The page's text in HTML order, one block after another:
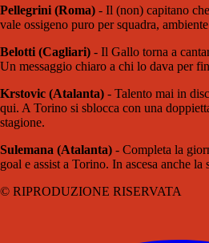
Pellegrini (Roma) - Il (non) capitano
vale ossigeno puro per squadra,
Belotti (Cagliari) - Il Gallo torna a
Un messaggio chiaro a chi lo dava per
Krstovic (Atalanta) - Talento mai in
qui. A Torino si sblocca con una
stagione.
Sulemana (Atalanta) - Completa la
goal e assist a Torino. In ascesa anche
© RIPRODUZIONE RISERVATA